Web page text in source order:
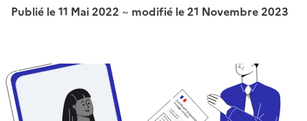
Publié le 11 Mai 2022 ~ modifié le 21 Novembre 2023